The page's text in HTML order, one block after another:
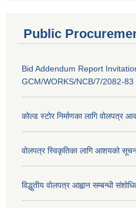
Public
Bid Addendum Report
GCM/WORKS/NCB/7/2082-83
कोल्ड स्टोर निर्माणका लागि वोलपत्र
वोलपत्र स्विकृतिका लागि आशयको
विद्धुतीय वोलपत्र आह्वान सम्बन्धी